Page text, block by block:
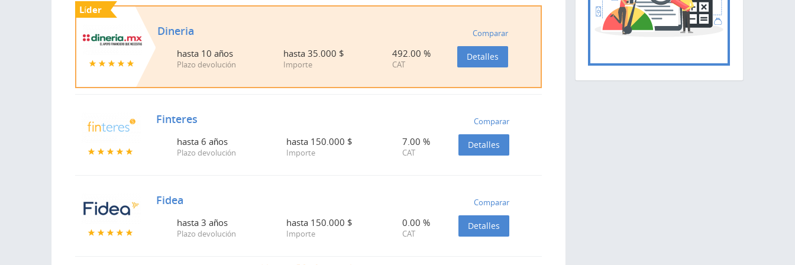
Dineria
hasta 10 años
Plazo devolución
hasta35.000 $
Importe
492.00 %
CAT
Comparar
Detalles
Líder
Finteres
hasta 6 años
Plazo devolución
hasta 150.000 $
Importe
7.00 %
CAT
Comparar
Detalles
Fidea
hasta3 años
Plazo devolución
hasta 150.000 $
Importe
0.00 %
CAT
Comparar
Detalles
Dineria
hasta 10 años
Plazo devolución
hasta35.000 $
Importe
492.00 %
CAT
Comparar
Detalles
Líder
Finteres
hasta 6 años
Plazo devolución
hasta 150.000 $
Importe
7.00 %
CAT
Comparar
Detalles
Fidea
hasta3 años
Plazo devolución
hasta 150.000 $
Importe
0.00 %
CAT
Comparar
Detalles